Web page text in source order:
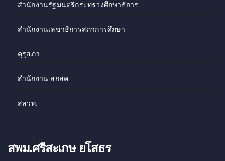
สำนักงานรัฐมนตรีกระทรวงศึกษาธิการ
สำนักงานเลขาธิการสภาการศึกษา
คุรุสภา
สำนักงาน สกสค
สสวท.
สพม.ศรีสะเกษ ยโสธร